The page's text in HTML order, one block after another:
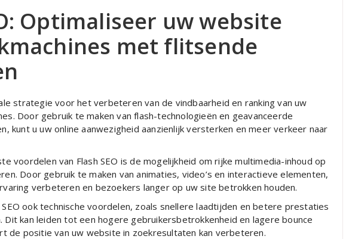
Optimaliseer uw website
met flitsende
strategie voor het verbeteren van de vindbaarheid en ranking van uw
Door gebruik te maken van flash-technologieën en geavanceerde
kunt u uw online aanwezigheid aanzienlijk versterken en meer verkeer naar
voordelen van Flash SEO is de mogelijkheid om rijke multimedia-inhoud op
Door gebruik te maken van animaties, video’s en interactieve elementen,
verbeteren en bezoekers langer op uw site betrokken houden.
ook technische voordelen, zoals snellere laadtijden en betere prestaties
Dit kan leiden tot een hogere gebruikersbetrokkenheid en lagere bounce
de positie van uw website in zoekresultaten kan verbeteren.